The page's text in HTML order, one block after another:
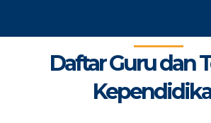
Daftar Guru dan